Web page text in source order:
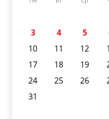
3
4 5
10
11 12
17
18 19
24
25 26
31